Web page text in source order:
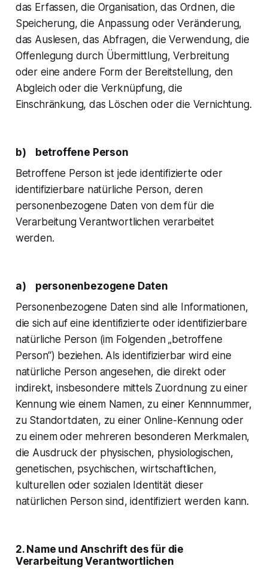
das Erfassen, die Organisation, das Ordnen, die
Speicherung, die Anpassung oder Veränderung,
das Auslesen, das Abfragen, die Verwendung, die
Offenlegung durch Übermittlung, Verbreitung
oder eine andere Form der Bereitstellung, den
Abgleich oder die Verknüpfung, die
Einschränkung, das Löschen oder die Vernichtung.
b) betroffene Person
Betroffene Person ist jede identifizierte oder
identifizierbare natürliche Person, deren
personenbezogene Daten von dem für die
Verarbeitung Verantwortlichen verarbeitet
werden.
a) personenbezogene Daten
Personenbezogene Daten sind alle Informationen,
die sich auf eine identifizierte oder identifizierbare
natürliche Person (im Folgenden „betroffene
Person“) beziehen. Als identifizierbar wird eine
natürliche Person angesehen, die direkt oder
indirekt, insbesondere mittels Zuordnung zu einer
Kennung wie einem Namen, zu einer Kennnummer,
zu Standortdaten, zu einer Online-Kennung oder
zu einem oder mehreren besonderen Merkmalen,
die Ausdruck der physischen, physiologischen,
genetischen, psychischen, wirtschaftlichen,
kulturellen oder sozialen Identität dieser
natürlichen Person sind, identifiziert werden kann.
2. Name und Anschrift des für die
Verarbeitung Verantwortlichen